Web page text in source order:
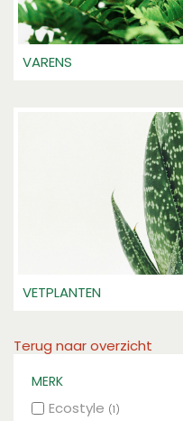
VARENS
VETPLANTEN
Terug naar overzicht
MERK
Ecostyle (1)